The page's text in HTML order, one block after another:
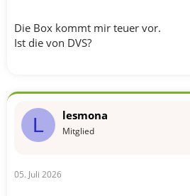
Die Box kommt mir teuer vor.
Ist die von DVS?
L lesmona
Mitglied
05. Juli 2026